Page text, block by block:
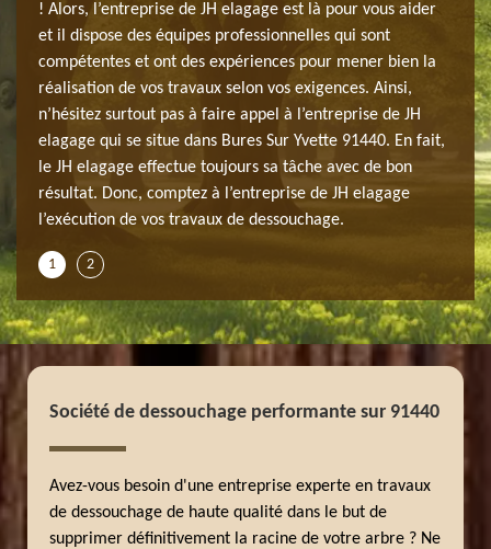
! Alors, l’entreprise de JH elagage est là pour vous aider
et il dispose des équipes professionnelles qui sont
compétentes et ont des expériences pour mener bien la
réalisation de vos travaux selon vos exigences. Ainsi,
n’hésitez surtout pas à faire appel à l’entreprise de JH
elagage qui se situe dans Bures Sur Yvette 91440. En fait,
le JH elagage effectue toujours sa tâche avec de bon
résultat. Donc, comptez à l’entreprise de JH elagage
l’exécution de vos travaux de dessouchage.
nos
bon
1 2
Société de dessouchage performante sur 91440
Avez-vous besoin d'une entreprise experte en travaux
de dessouchage de haute qualité dans le but de
supprimer définitivement la racine de votre arbre ? Ne